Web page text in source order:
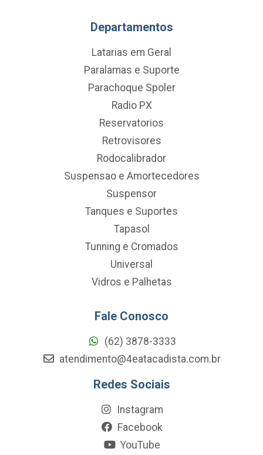
Departamentos
Latarias em Geral
Paralamas e Suporte
Parachoque Spoler
Radio PX
Reservatorios
Retrovisores
Rodocalibrador
Suspensao e Amortecedores
Suspensor
Tanques e Suportes
Tapasol
Tunning e Cromados
Universal
Vidros e Palhetas
Fale Conosco
(62) 3878-3333
atendimento@4eatacadista.com.br
Redes Sociais
Instagram
Facebook
YouTube